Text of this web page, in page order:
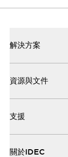
解決方案
資源與文件
支援
關於IDEC